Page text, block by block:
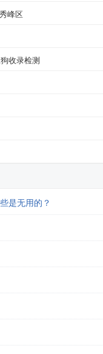
峰区
收录检测
是无用的？